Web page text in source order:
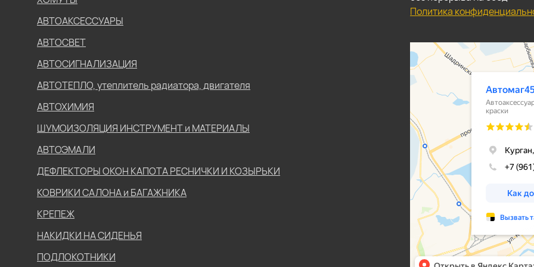
АВТОАКСЕССУАРЫ
АВТОСВЕТ
АВТОСИГНАЛИЗАЦИЯ
АВТОТЕПЛО, утеплитель радиатора, двигателя
АВТОХИМИЯ
ШУМОИЗОЛЯЦИЯ ИНСТРУМЕНТ и МАТЕРИАЛЫ
АВТОЭМАЛИ
ДЕФЛЕКТОРЫ ОКОН КАПОТА РЕСНИЧКИ И КОЗЫРЬКИ
КОВРИКИ САЛОНА и БАГАЖНИКА
КРЕПЕЖ
НАКИДКИ НА СИДЕНЬЯ
ПОДЛОКОТНИКИ
Политика